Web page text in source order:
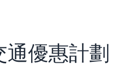
優惠計劃